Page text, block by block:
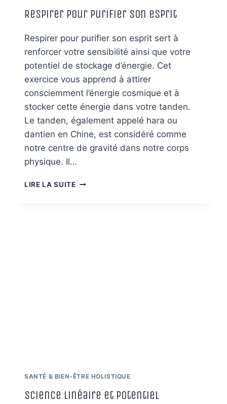
Respirer pour purifier son esprit
Respirer pour purifier son esprit sert à
renforcer votre sensibilité ainsi que votre
potentiel de stockage d’énergie. Cet
exercice vous apprend à attirer
consciemment l’énergie cosmique et à
stocker cette énergie dans votre tanden.
Le tanden, également appelé hara ou
dantien en Chine, est considéré comme
notre centre de gravité dans notre corps
physique. Il…
LIRE LA SUITERESPIRER
SANTÉ & BIEN-ÊTRE HOLISTIQUE
Science linéaire et potentiel